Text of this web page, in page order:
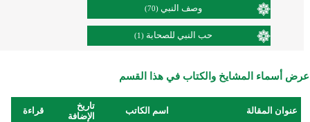
وصف النبي (70)
حب النبي للصحابة (1)
عرض أسماء المشايخ والكتاب في هذا القسم
عنوان المقالة اسم الكاتب
تاريخ
الإضافة
قراءة